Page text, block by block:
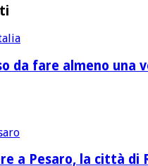
da fare almeno una
a Pesaro, la città di